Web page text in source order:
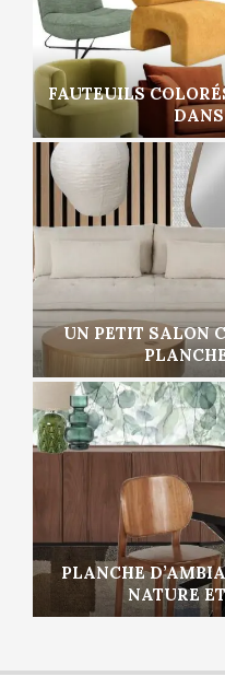
FAUTEUILS
UN PETIT SALON
PLANCHE
NATURE